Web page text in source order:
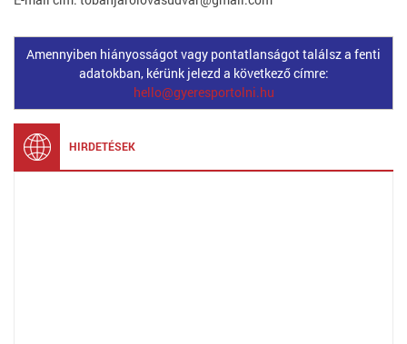
Amennyiben hiányosságot vagy pontatlanságot találsz a fenti
adatokban, kérünk jelezd a következő címre:
hello@gyeresportolni.hu
HIRDETÉSEK